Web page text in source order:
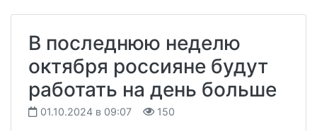
В последнюю неделю
октября россияне будут
работать на день больше
01.10.2024 в 09:07 150